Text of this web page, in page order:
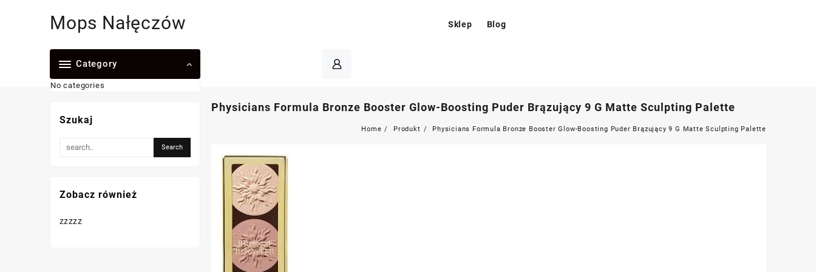
Mops Nałęczów Sklep Blog
Category
No categories
Physicians Formula Bronze Booster Glow-Boosting Puder Brązujący 9 G Matte Sculpting Palette
Home Produkt Physicians Formula Bronze Booster Glow-Boosting Puder Brązujący 9 G Matte Sculpting Palette
Szukaj
Zobacz również
zzzzz